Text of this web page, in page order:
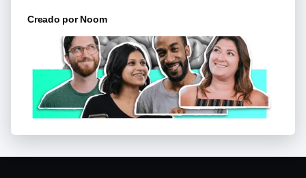
Creado porNoom